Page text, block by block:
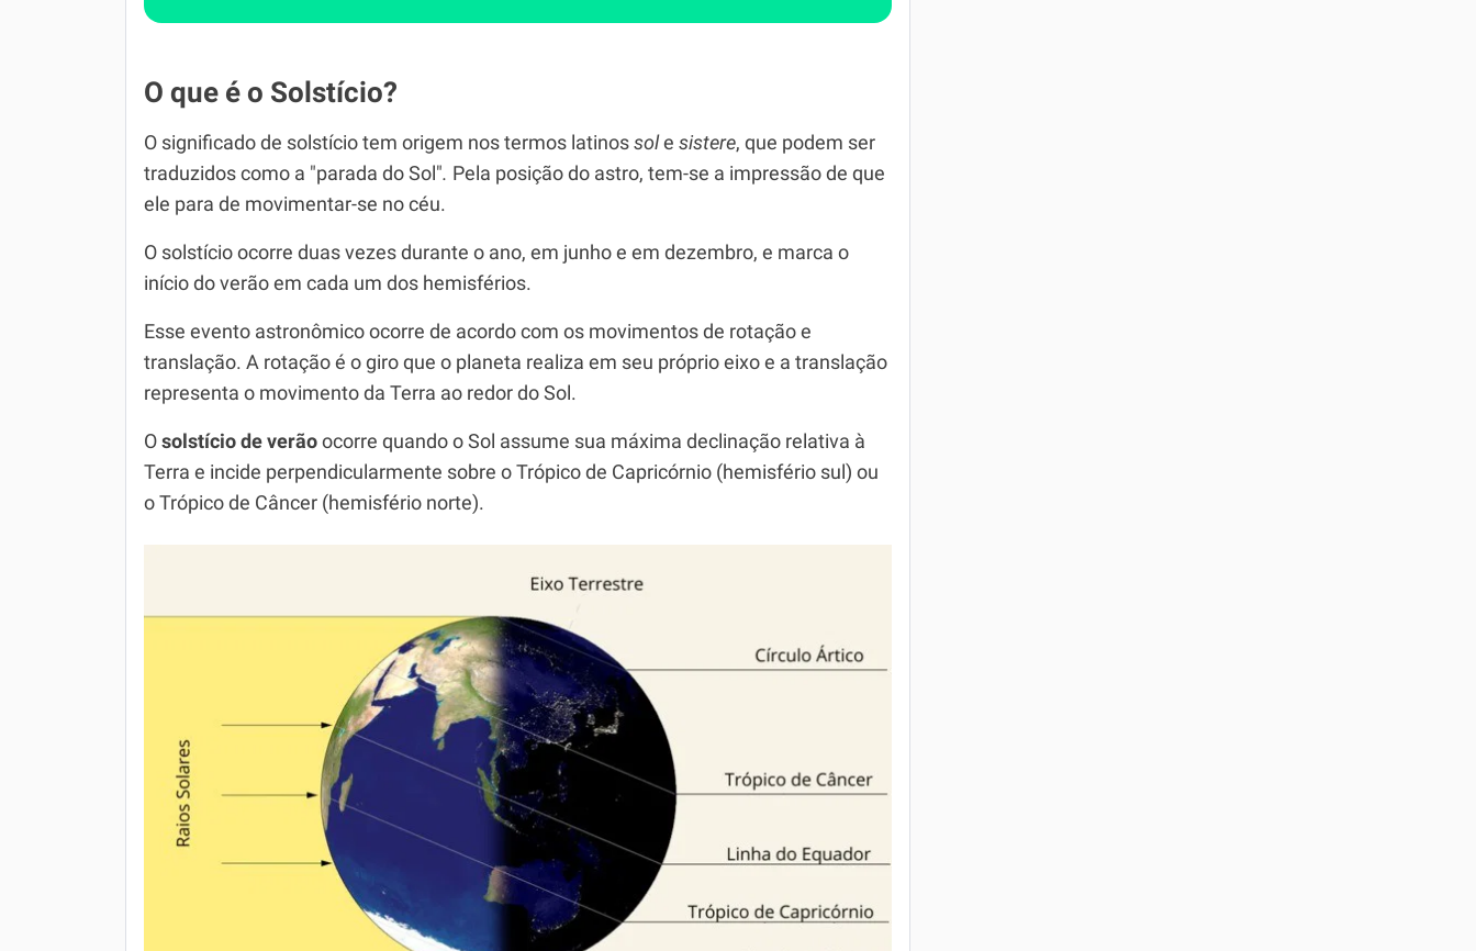
O que é o Solstício?
O significado de solstício tem origem nos termos latinos sole sistere, que podem ser
traduzidos como a "parada do Sol". Pela posição do astro, tem-se a impressão de que
ele para de movimentar-se no céu.
O solstício ocorre duas vezes durante o ano, em junho e em dezembro, e marca o
início do verão em cada um dos hemisférios.
Esse evento astronômico ocorre de acordo com os movimentos de rotação e
translação. A rotação é o giro que o planeta realiza em seu próprio eixo e a translação
representa o movimento da Terra ao redor do Sol.
O solstício de verão ocorre quando o Sol assume sua máxima declinação relativa à
Terra e incide perpendicularmente sobre o Trópico de Capricórnio (hemisfério sul) ou
o Trópico de Câncer (hemisfério norte).